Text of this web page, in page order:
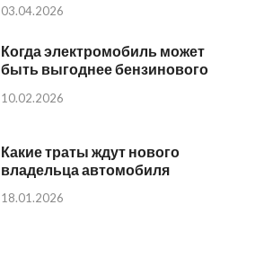
03.04.2026
Когда электромобиль может
быть выгоднее бензинового
10.02.2026
Какие траты ждут нового
владельца автомобиля
18.01.2026